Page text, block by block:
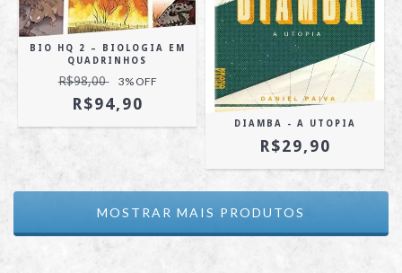
BIO HQ 2 – BIOLOGIA EM
QUADRINHOS
R$98,00 3% OFF
R$94,90
DIAMBA - A UTOPIA
R$29,90
MOSTRAR MAIS PRODUTOS